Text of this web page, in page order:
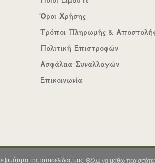
της ιστοσελίδας μας Θέλω να μάθω
Όροι Χρήσης
Τρόποι Πληρωμής &
Πολιτική Επιστροφών
Ασφάλεια Συναλλαγών
Επικοινωνία
reserved | Web Development by